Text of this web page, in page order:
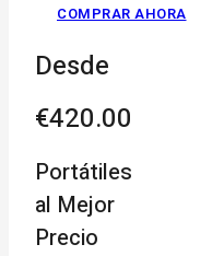
COMPRAR AHORA
Desde
€420.00
Portátiles
al Mejor
Precio